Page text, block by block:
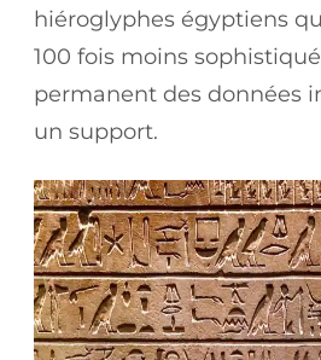
hiéroglyphes égyptiens
100 fois moins
permanent des données
un support.